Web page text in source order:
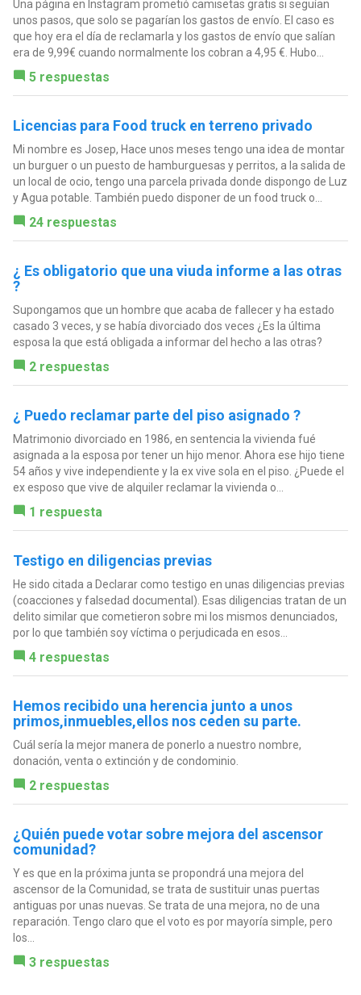
Una página en Instagram prometió camisetas gratis si seguían
unos pasos, que solo se pagarían los gastos de envío. El caso es
que hoy era el día de reclamarla y los gastos de envío que salían
era de 9,99€ cuando normalmente los cobran a 4,95 €. Hubo...
5 respuestas
Licencias para Food truck en terreno privado
Mi nombre es Josep, Hace unos meses tengo una idea de montar
un burguer o un puesto de hamburguesas y perritos, a la salida de
un local de ocio, tengo una parcela privada donde dispongo de Luz
y Agua potable. También puedo disponer de un food truck o...
24 respuestas
¿ Es obligatorio que una viuda informe a las otras
?
Supongamos que un hombre que acaba de fallecer y ha estado
casado 3 veces, y se había divorciado dos veces ¿Es la última
esposa la que está obligada a informar del hecho a las otras?
2 respuestas
¿ Puedo reclamar parte del piso asignado ?
Matrimonio divorciado en 1986, en sentencia la vivienda fué
asignada a la esposa por tener un hijo menor. Ahora ese hijo tiene
54 años y vive independiente y la ex vive sola en el piso. ¿Puede el
ex esposo que vive de alquiler reclamar la vivienda o...
1 respuesta
Testigo en diligencias previas
He sido citada a Declarar como testigo en unas diligencias previas
(coacciones y falsedad documental). Esas diligencias tratan de un
delito similar que cometieron sobre mi los mismos denunciados,
por lo que también soy víctima o perjudicada en esos...
4 respuestas
Hemos recibido una herencia junto a unos
primos,inmuebles,ellos nos ceden su parte.
Cuál sería la mejor manera de ponerlo a nuestro nombre,
donación, venta o extinción y de condominio.
2 respuestas
¿Quién puede votar sobre mejora del ascensor
comunidad?
Y es que en la próxima junta se propondrá una mejora del
ascensor de la Comunidad, se trata de sustituir unas puertas
antiguas por unas nuevas. Se trata de una mejora, no de una
reparación. Tengo claro que el voto es por mayoría simple, pero
los...
3 respuestas